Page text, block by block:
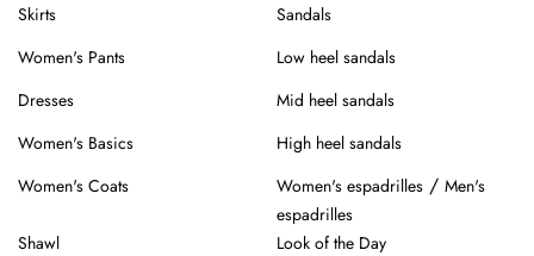
Para estilismos de noche
Elige un chal con flecos o en tonos intensos y añadeselo a un
clutch y unos pendientes de mujer llamativos para un conjunto
Para el día a día
Skirts
Women's Pants
Dresses
Women's Basics
Women's Coats
Sandals
Low heel sandals
Mid heel sandals
High heel sandals
Women's espadrilles / Men's
espadrilles
Shawl
Look of the Day